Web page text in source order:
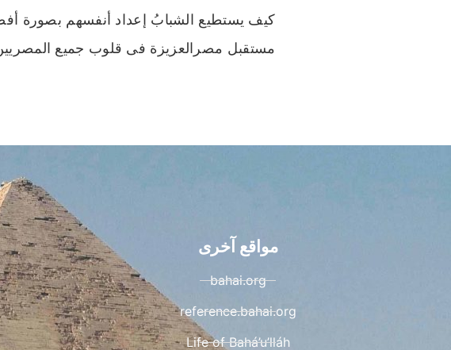
كيف يستطيع الشبابُ إعداد أنفسهم بصورة
مستقبل مصرالعزيزة فى قلوب جميع
مواقع آخرى
bahai.org
reference.bahai.org
Life of Bahá’u’lláh